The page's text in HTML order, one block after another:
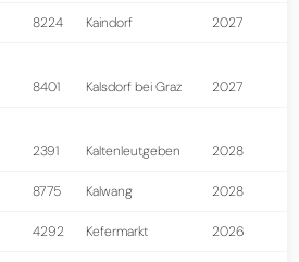
8224 Kaindorf 2027
8401 Kalsdorf bei Graz 2027
2391 Kaltenleutgeben 2028
8775 Kalwang 2028
4292 Kefermarkt 2026